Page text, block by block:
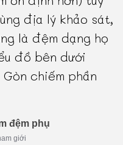
địa lý khảo sát,
là đệm dạng họ
đồ bên dưới
Gòn chiếm phần